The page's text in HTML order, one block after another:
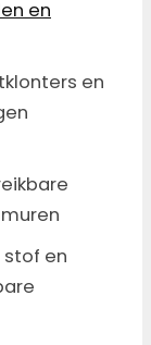
en
en
stof en